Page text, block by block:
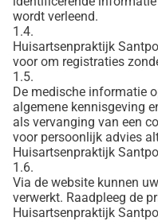
wordt verleend.
1.4.
Huisartsenpraktijk
voor om registraties
1.5.
De medische informatie
algemene kennisgeving
als vervanging van een
voor persoonlijk advies
Huisartsenpraktijk
1.6.
Via de website kunnen
verwerkt. Raadpleeg de
Huisartsenpraktijk